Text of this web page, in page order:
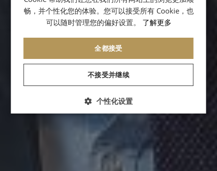
GERMAN
SPANISH
畅，并个性化您的体验。您可以接受所有 Cookie，也
可以随时管理您的偏好设置。
了解更多
全都接受
不接受并继续
个性化设置